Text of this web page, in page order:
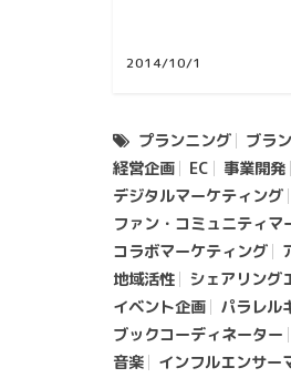
2014/10/1
プランニング ブラ
経営企画
EC 事業開発
デジタルマーケティング
ファン・コミュニティマ
コラボマーケティング
地域活性
シェアリング
イベント企画
パラレル
ブックコーディネーター
音楽
インフルエンサー